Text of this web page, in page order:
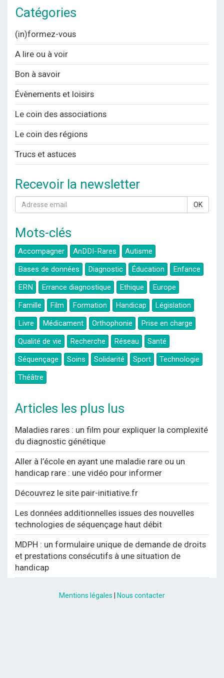
Catégories
(in)formez-vous
A lire ou à voir
Bon à savoir
Évènements et loisirs
Le coin des associations
Le coin des régions
Trucs et astuces
Recevoir la newsletter
OK
Mots-clés
Accompagner AnDDI-Rares
Autisme
Bases de données
Diagnostic Éducation
Enfance
ERN
Errance diagnostique Ethique
Europe
Famille
Film Formation Handicap
Législation
Livre
Médicament Orthophonie
Prise en charge
Qualité de vie
Recherche Réseau
Santé
Séquençage
Soins Solidarité Sport
Technologie
Théâtre
Articles les plus lus
Maladies rares : un film pour expliquer la complexité
du diagnostic génétique
Aller à l’école en ayant une maladie rare ou un
handicap rare : une vidéo pour informer
Découvrez le site pair-initiative.fr
Les données additionnelles issues des nouvelles
technologies de séquençage haut débit
MDPH : un formulaire unique de demande de droits
et prestations consécutifs à une situation de
handicap
Mentions légales Nous contacter